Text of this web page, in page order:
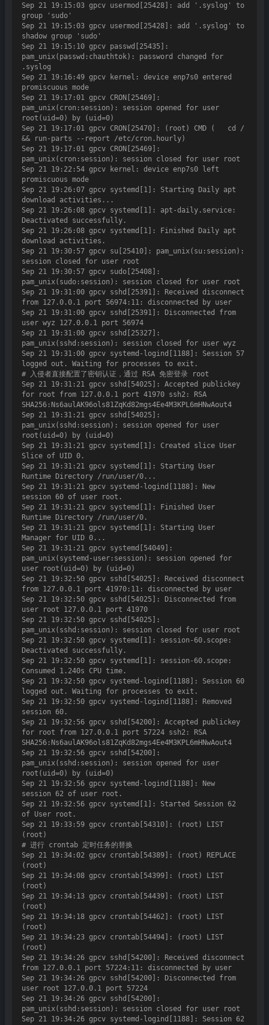
Sep 21 19:15:03 gpcv usermod[25428]: add '.syslog' to
group 'sudo'
Sep 21 19:15:03 gpcv usermod[25428]: add '.syslog' to
shadow group 'sudo'
Sep 21 19:15:10 gpcv passwd[25435]:
pam_unix(passwd:chauthtok): password changed for
.syslog
Sep 21 19:16:49 gpcv kernel: device enp7s0 entered
promiscuous mode
Sep 21 19:17:01 gpcv CRON[25469]:
pam_unix(cron:session): session opened for user
root(uid=0) by (uid=0)
Sep 21 19:17:01 gpcv CRON[25470]: (root) CMD (   cd /
&& run-parts --report /etc/cron.hourly)
Sep 21 19:17:01 gpcv CRON[25469]:
pam_unix(cron:session): session closed for user root
Sep 21 19:22:54 gpcv kernel: device enp7s0 left
promiscuous mode
Sep 21 19:26:07 gpcv systemd[1]: Starting Daily apt
download activities...
Sep 21 19:26:08 gpcv systemd[1]: apt-daily.service:
Deactivated successfully.
Sep 21 19:26:08 gpcv systemd[1]: Finished Daily apt
download activities.
Sep 21 19:30:57 gpcv su[25410]: pam_unix(su:session):
session closed for user root
Sep 21 19:30:57 gpcv sudo[25408]:
pam_unix(sudo:session): session closed for user root
Sep 21 19:31:00 gpcv sshd[25391]: Received disconnect
from 127.0.0.1 port 56974:11: disconnected by user
Sep 21 19:31:00 gpcv sshd[25391]: Disconnected from
user wyz 127.0.0.1 port 56974
Sep 21 19:31:00 gpcv sshd[25327]:
pam_unix(sshd:session): session closed for user wyz
Sep 21 19:31:00 gpcv systemd-logind[1188]: Session 57
logged out. Waiting for processes to exit.
# 入侵者直接配置了密钥认证，通过 RSA 免密登录 root
Sep 21 19:31:21 gpcv sshd[54025]: Accepted publickey
for root from 127.0.0.1 port 41970 ssh2: RSA
SHA256:Ns6aulAK96ols81ZqKd82mgs4Ee4M3KPL6mHNwAout4
Sep 21 19:31:21 gpcv sshd[54025]:
pam_unix(sshd:session): session opened for user
root(uid=0) by (uid=0)
Sep 21 19:31:21 gpcv systemd[1]: Created slice User
Slice of UID 0.
Sep 21 19:31:21 gpcv systemd[1]: Starting User
Runtime Directory /run/user/0...
Sep 21 19:31:21 gpcv systemd-logind[1188]: New
session 60 of user root.
Sep 21 19:31:21 gpcv systemd[1]: Finished User
Runtime Directory /run/user/0.
Sep 21 19:31:21 gpcv systemd[1]: Starting User
Manager for UID 0...
Sep 21 19:31:21 gpcv systemd[54049]:
pam_unix(systemd-user:session): session opened for
user root(uid=0) by (uid=0)
Sep 21 19:32:50 gpcv sshd[54025]: Received disconnect
from 127.0.0.1 port 41970:11: disconnected by user
Sep 21 19:32:50 gpcv sshd[54025]: Disconnected from
user root 127.0.0.1 port 41970
Sep 21 19:32:50 gpcv sshd[54025]:
pam_unix(sshd:session): session closed for user root
Sep 21 19:32:50 gpcv systemd[1]: session-60.scope:
Deactivated successfully.
Sep 21 19:32:50 gpcv systemd[1]: session-60.scope:
Consumed 1.240s CPU time.
Sep 21 19:32:50 gpcv systemd-logind[1188]: Session 60
logged out. Waiting for processes to exit.
Sep 21 19:32:50 gpcv systemd-logind[1188]: Removed
session 60.
Sep 21 19:32:56 gpcv sshd[54200]: Accepted publickey
for root from 127.0.0.1 port 57224 ssh2: RSA
SHA256:Ns6aulAK96ols81ZqKd82mgs4Ee4M3KPL6mHNwAout4
Sep 21 19:32:56 gpcv sshd[54200]:
pam_unix(sshd:session): session opened for user
root(uid=0) by (uid=0)
Sep 21 19:32:56 gpcv systemd-logind[1188]: New
session 62 of user root.
Sep 21 19:32:56 gpcv systemd[1]: Started Session 62
of User root.
Sep 21 19:33:59 gpcv crontab[54310]: (root) LIST
(root)
# 进行 crontab 定时任务的替换
Sep 21 19:34:02 gpcv crontab[54389]: (root) REPLACE
(root)
Sep 21 19:34:08 gpcv crontab[54399]: (root) LIST
(root)
Sep 21 19:34:13 gpcv crontab[54439]: (root) LIST
(root)
Sep 21 19:34:18 gpcv crontab[54462]: (root) LIST
(root)
Sep 21 19:34:23 gpcv crontab[54494]: (root) LIST
(root)
Sep 21 19:34:26 gpcv sshd[54200]: Received disconnect
from 127.0.0.1 port 57224:11: disconnected by user
Sep 21 19:34:26 gpcv sshd[54200]: Disconnected from
user root 127.0.0.1 port 57224
Sep 21 19:34:26 gpcv sshd[54200]:
pam_unix(sshd:session): session closed for user root
Sep 21 19:34:26 gpcv systemd-logind[1188]: Session 62